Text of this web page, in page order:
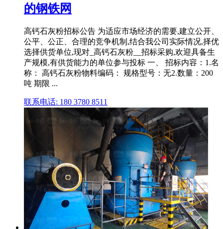
的钢铁网
高钙石灰粉招标公告 为适应市场经济的需要,建立公开、
公平、公正、合理的竞争机制,结合我公司实际情况,择优
选择供货单位,现对_高钙石灰粉__招标采购,欢迎具备生
产规模,有供货能力的单位参与投标 一、 招标内容：1.名
称： 高钙石灰粉物料编码： 规格型号：无2.数量：200
吨 期限 ...
联系电话: 180 3780 8511